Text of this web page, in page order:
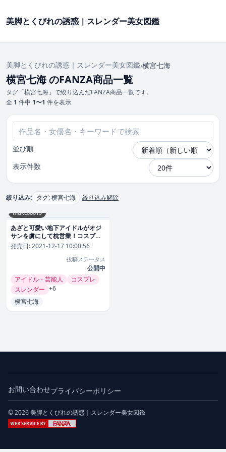
美脚とくびれの誘惑｜スレンダー美女図鑑
美脚とくびれの誘惑｜スレンダー美女図鑑›横宮七海
横宮七海 のFANZA商品一覧
タグ「横宮七海」で絞り込んだFANZA商品一覧です。
全 1 件中 1〜1 件を表示
並び順
表示件数
絞り込み: タグ: 横宮七海 絞り込み解除
mukc00019
あざと可愛い地下アイドルがオジ
サンを虜にして枕営業！コスプレ
姿でオフパコしながら中出し6本番
横宮七海【mukc00019】
発売日:2021-12-17 10:00:56
投稿ステータス
公開中
アイドル・芸能人
コスプレ
スレンダー +6
横宮七海
お問い合わせプライバシーポリシー
© 2026 美脚とくびれの誘惑｜スレンダー美女図鑑